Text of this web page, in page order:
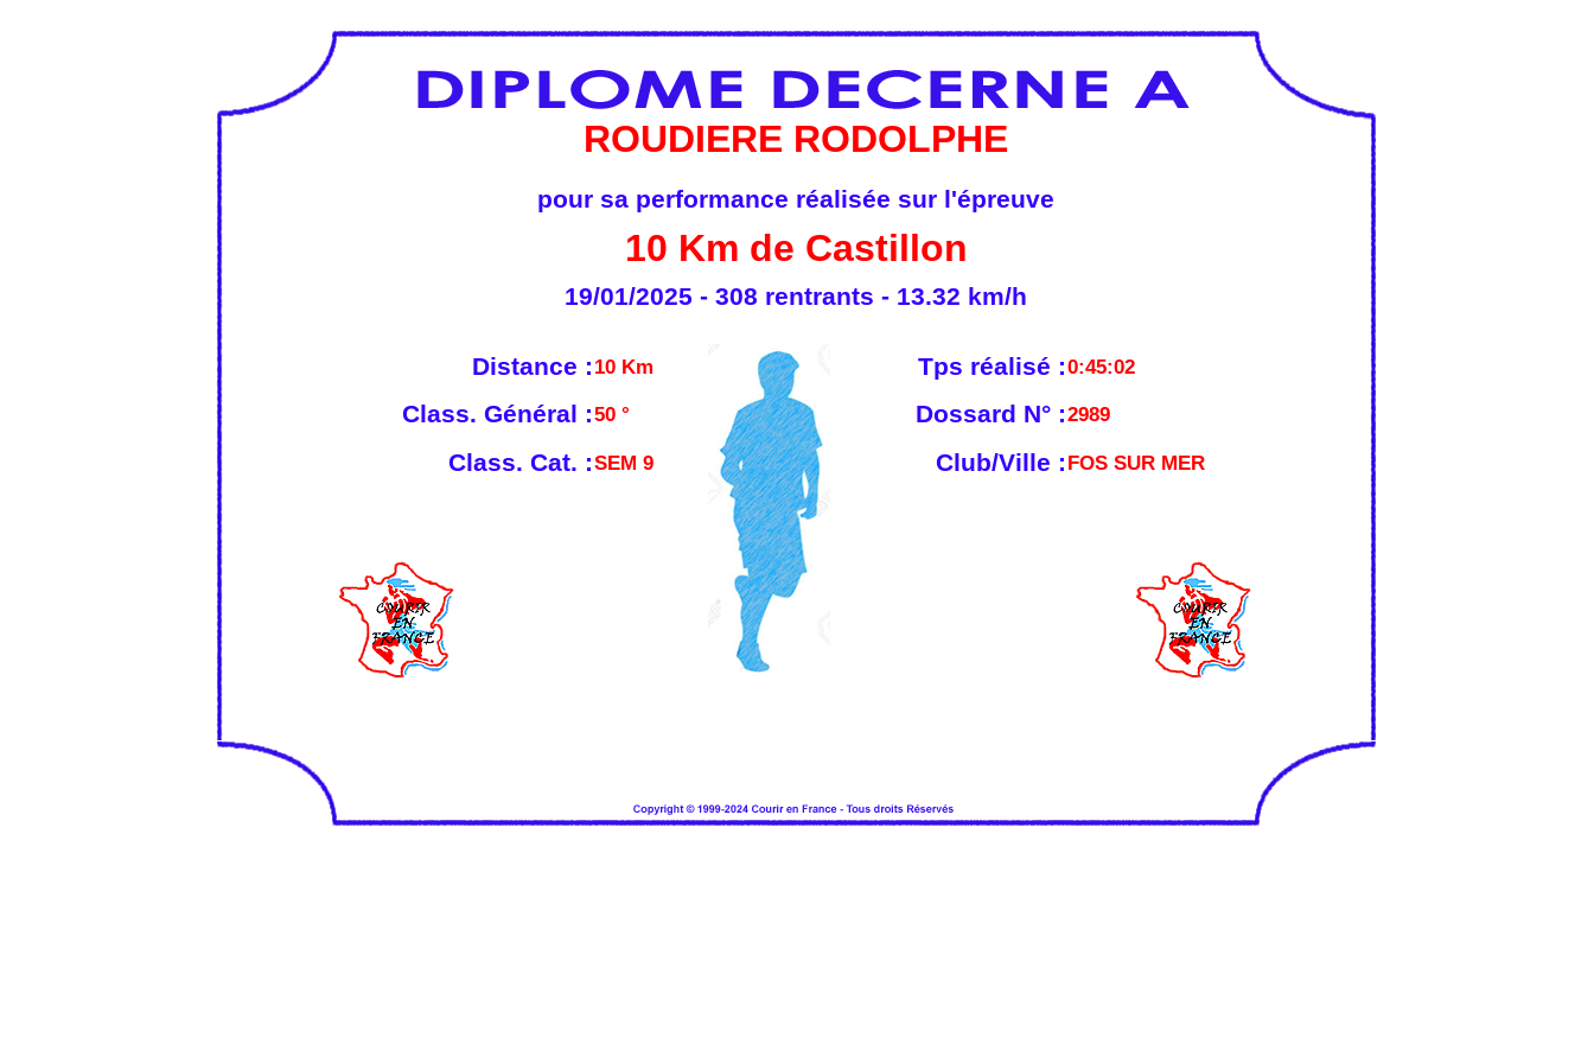
ROUDIERE RODOLPHE
pour sa performance réalisée sur l'épreuve
10 Km de Castillon
19/01/2025 - 308 rentrants - 13.32 km/h
Distance : 10 Km Tps réalisé :0:45:02
Class. Général :50 ° Dossard N° :2989
Class. Cat. :SEM 9 Club/Ville : FOS SUR MER